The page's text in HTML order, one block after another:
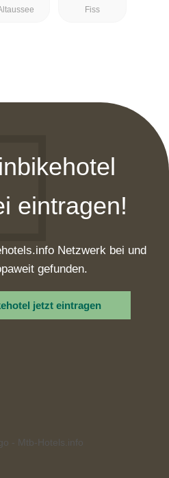
Fiss
eintragen!
Netzwerk bei und
gefunden.
jetzt eintragen